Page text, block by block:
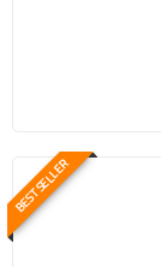
BEST SELLER